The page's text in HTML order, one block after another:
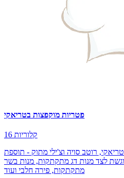
פטריות מוקפצות בטריאקי
16 קלוריות
רוטב סויה וצ'ילי מתוק - תוספת
לצד מנות דג מתקתקות, מנות בשר
מתקתקות, פירה חלבי ועוד